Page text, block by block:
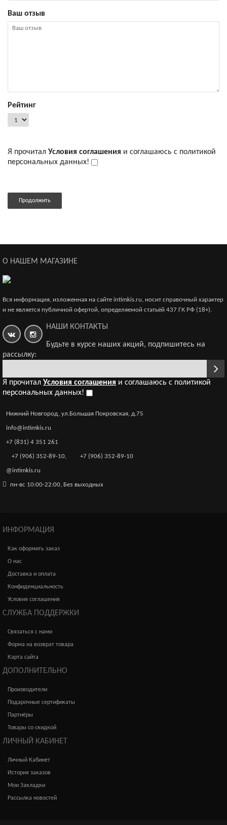
Ваш отзыв
Рейтинг
Я прочитал Условия соглашения и соглашаюсь с политикой
персональных данных!
Продолжить
О НАШЕМ МАГАЗИНЕ
Вся информация, изложенная на сайте intimkis.ru, носит справочный характер
и не является публичной офертой, определяемой статьёй 437 ГК РФ (18+).
НАШИ КОНТАКТЫ
Будьте в курсе наших акций, подпишитесь на
рассылку:
Я прочитал Условия соглашения и соглашаюсь с политикой
персональных данных!
Нижний Новгород, ул.Большая Покровская, д.75
info@intimkis.ru
+7 (831) 4 351 261
+7 (906) 352-89-10, +7 (906) 352-89-10
@intimkis.ru
пн-вс 10:00-22:00, Без выходных
ИНФОРМАЦИЯ
Как оформить заказ
О нас
Доставка и оплата
Конфиденциальность
Условия соглашения
СЛУЖБА ПОДДЕРЖКИ
Связаться с нами
Форма на возврат товара
Карта сайта
ДОПОЛНИТЕЛЬНО
Производители
Подарочные сертификаты
Партнёры
Товары со скидкой
ЛИЧНЫЙ КАБИНЕТ
Личный Кабинет
История заказов
Мои Закладки
Рассылка новостей